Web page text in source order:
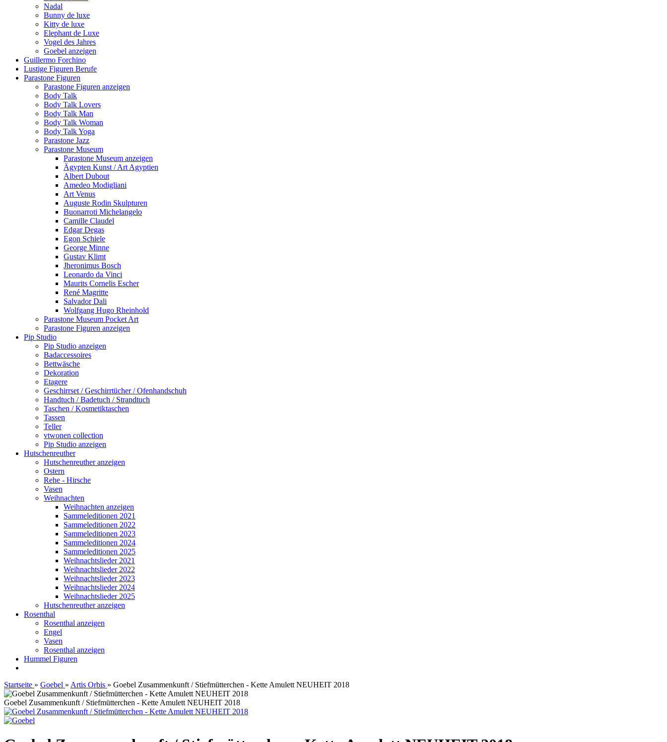
Nadal
Bunny de luxe
Kitty de luxe
Elephant de Luxe
Vogel des Jahres
Goebel anzeigen
Guillermo Forchino
Lustige Figuren Berufe
Parastone Figuren
Parastone Figuren anzeigen
Body Talk
Body Talk Lovers
Body Talk Man
Body Talk Woman
Body Talk Yoga
Parastone Jazz
Parastone Museum
Parastone Museum anzeigen
Ägypten Kunst / Art Agyptien
Albert Dubout
Amedeo Modigliani
Art Venus
Auguste Rodin Skulpturen
Buonarroti Michelangelo
Camille Claudel
Edgar Degas
Egon Schiele
George Minne
Gustav Klimt
Jheronimus Bosch
Leonardo da Vinci
Maurits Cornelis Escher
René Magritte
Salvador Dali
Wolfgang Hugo Rheinhold
Parastone Museum Pocket Art
Parastone Figuren anzeigen
Pip Studio
Pip Studio anzeigen
Badaccessoires
Bettwäsche
Dekoration
Etagere
Geschirrset / Geschirrtücher / Ofenhandschuh
Handtuch / Badetuch / Strandtuch
Taschen / Kosmetiktaschen
Tassen
Teller
vtwonen collection
Pip Studio anzeigen
Hutschenreuther
Hutschenreuther anzeigen
Ostern
Rehe - Hirsche
Vasen
Weihnachten
Weihnachten anzeigen
Sammeleditionen 2021
Sammeleditionen 2022
Sammeleditionen 2023
Sammeleditionen 2024
Sammeleditionen 2025
Weihnachtslieder 2021
Weihnachtslieder 2022
Weihnachtslieder 2023
Weihnachtslieder 2024
Weihnachtslieder 2025
Hutschenreuther anzeigen
Rosenthal
Rosenthal anzeigen
Engel
Vasen
Rosenthal anzeigen
Hummel Figuren
Startseite » Goebel » Artis Orbis » Goebel Zusammenkunft / Stiefmütterchen - Kette Amulett NEUHEIT 2018
Goebel Zusammenkunft / Stiefmütterchen - Kette Amulett NEUHEIT 2018